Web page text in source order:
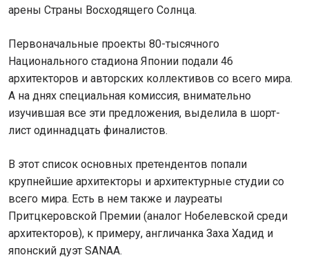
арены Страны Восходящего Солнца.
Первоначальные проекты 80-тысячного
Национального стадиона Японии подали 46
архитекторов и авторских коллективов со всего мира.
А на днях специальная комиссия, внимательно
изучившая все эти предложения, выделила в шорт-
лист одиннадцать финалистов.
В этот список основных претендентов попали
крупнейшие архитекторы и архитектурные студии со
всего мира. Есть в нем также и лауреаты
Притцкеровской Премии (аналог Нобелевской среди
архитекторов), к примеру, англичанка Заха Хадид и
японский дуэт SANAA.